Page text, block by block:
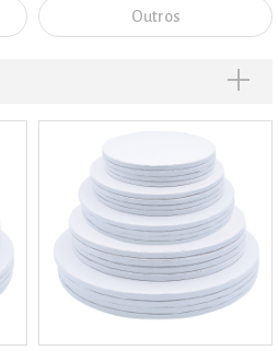
Outros